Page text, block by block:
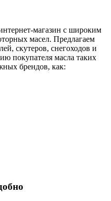
магазин с широким
масел. Предлагаем
скутеров, снегоходов и
покупателя масла таких
брендов, как: